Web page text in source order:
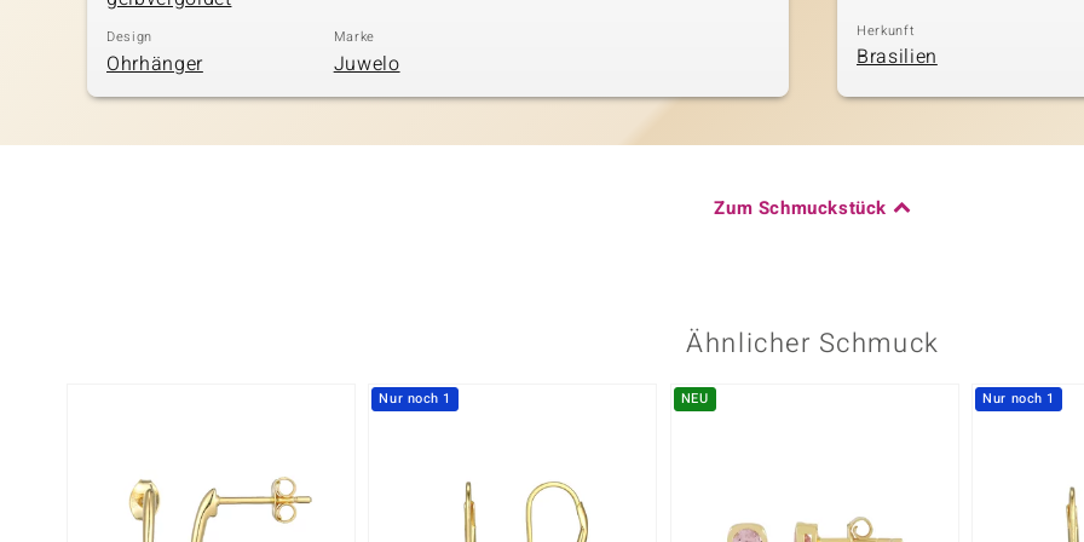
Design
Ohrhänger
Marke
Juwelo
Herkunft
Brasilien
Zum Schmuckstück
Ähnlicher Schmuck
Nur noch 1 NEU Nur noch 1